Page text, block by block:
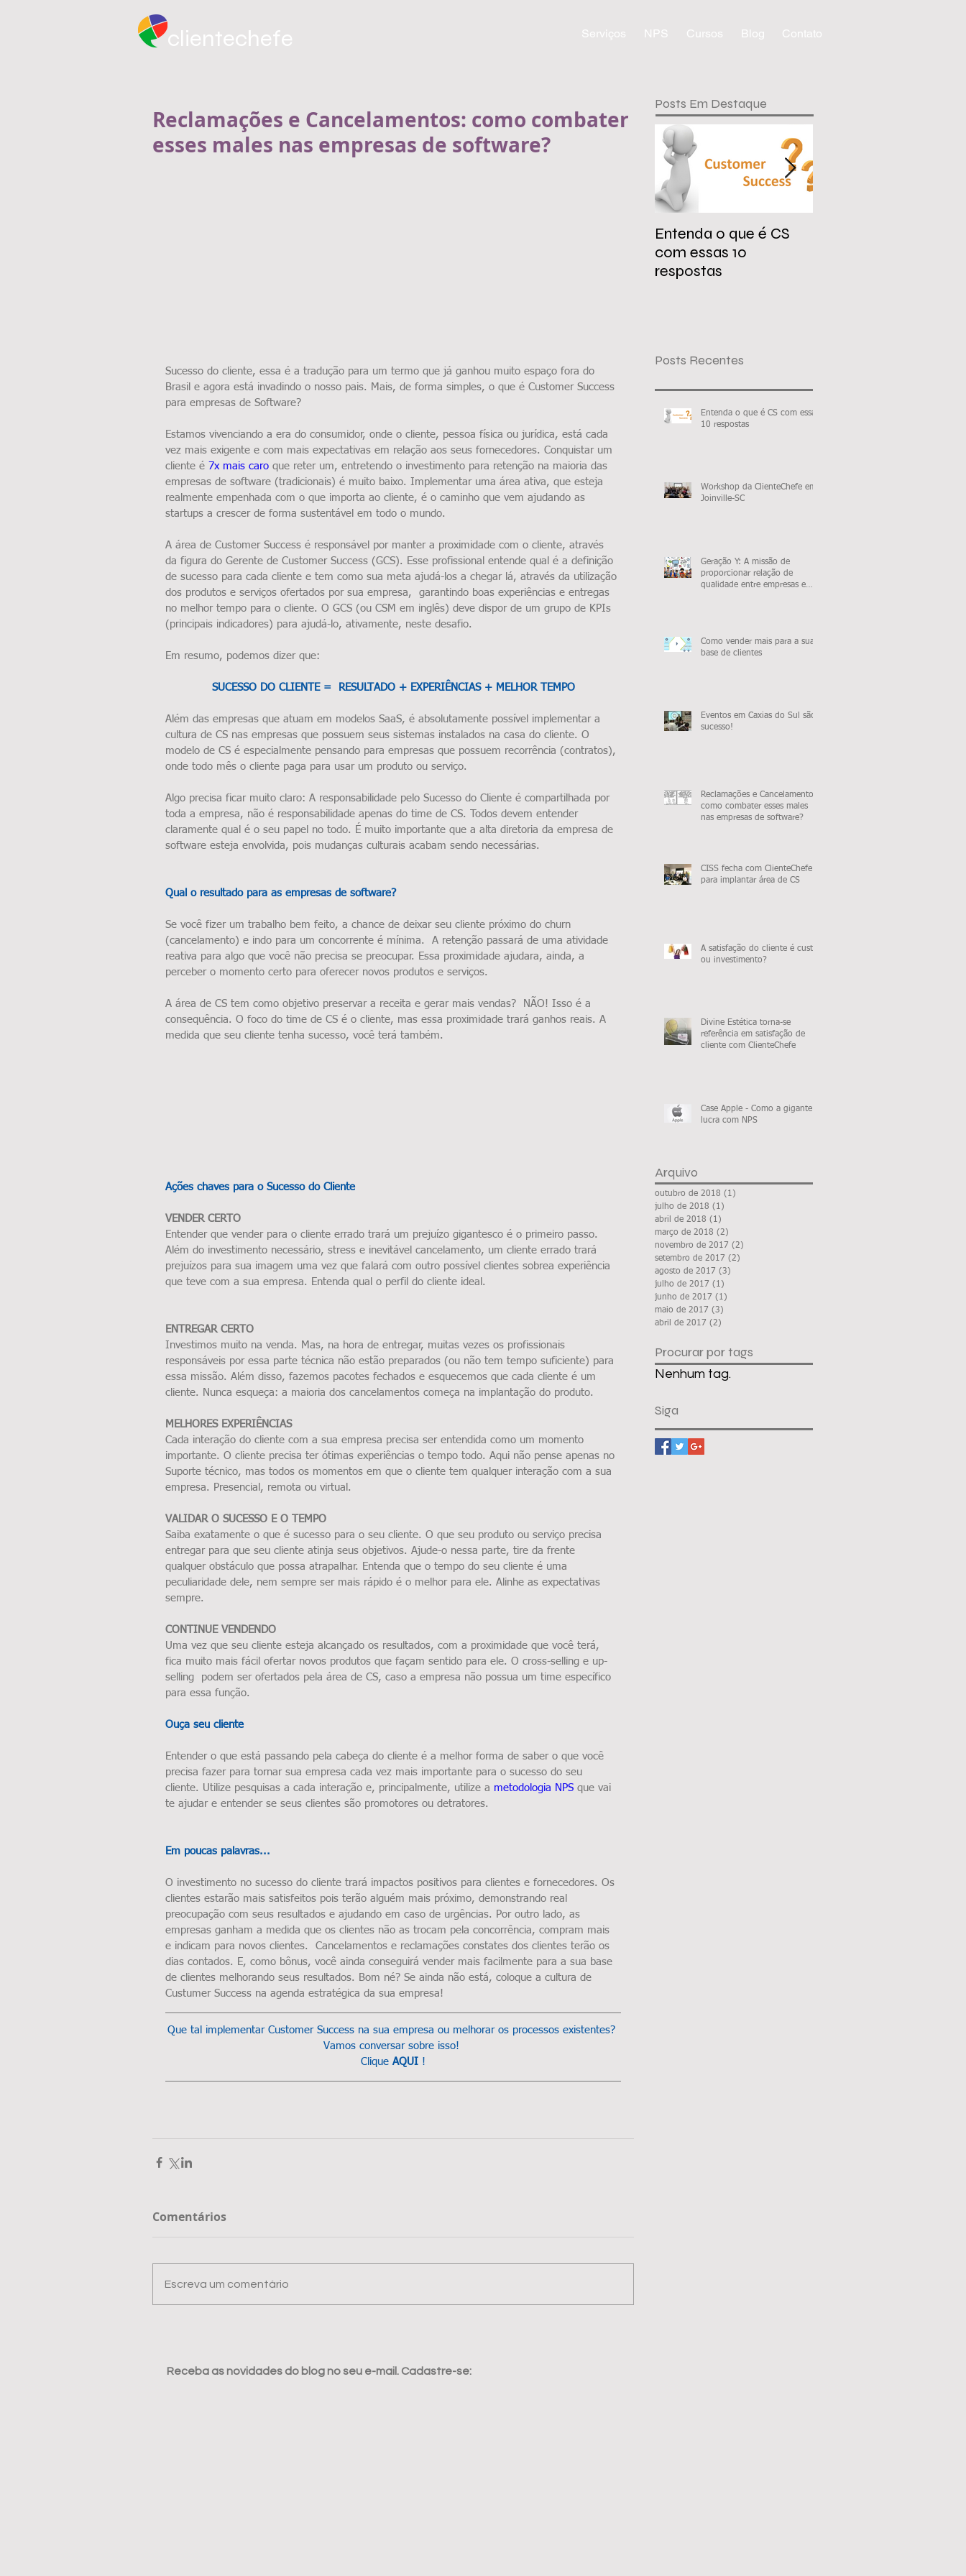
clientechefe Serviços NPS Cursos Blog Contato
Reclamações e Cancelamentos: como combater
esses males nas empresas de software?
Sucesso do cliente, essa é a tradução para um termo que já ganhou muito espaço fora do
Brasil e agora está invadindo o nosso pais. Mais, de forma simples, o que é Customer Success
para empresas de Software?
Estamos vivenciando a era do consumidor, onde o cliente, pessoa física ou jurídica, está cada
vez mais exigente e com mais expectativas em relação aos seus fornecedores. Conquistar um
cliente é 7x mais caro que reter um, entretendo o investimento para retenção na maioria das
empresas de software (tradicionais) é muito baixo. Implementar uma área ativa, que esteja
realmente empenhada com o que importa ao cliente, é o caminho que vem ajudando as
startups a crescer de forma sustentável em todo o mundo.
A área de Customer Success é responsável por manter a proximidade com o cliente, através
da figura do Gerente de Customer Success (GCS). Esse profissional entende qual é a definição
de sucesso para cada cliente e tem como sua meta ajudá-los a chegar lá, através da utilização
dos produtos e serviços ofertados por sua empresa,  garantindo boas experiências e entregas
no melhor tempo para o cliente. O GCS (ou CSM em inglês) deve dispor de um grupo de KPIs
(principais indicadores) para ajudá-lo, ativamente, neste desafio.
Em resumo, podemos dizer que:
SUCESSO DO CLIENTE =  RESULTADO + EXPERIÊNCIAS + MELHOR TEMPO
Além das empresas que atuam em modelos SaaS, é absolutamente possível implementar a
cultura de CS nas empresas que possuem seus sistemas instalados na casa do cliente. O
modelo de CS é especialmente pensando para empresas que possuem recorrência (contratos),
onde todo mês o cliente paga para usar um produto ou serviço.
Algo precisa ficar muito claro: A responsabilidade pelo Sucesso do Cliente é compartilhada por
toda a empresa, não é responsabilidade apenas do time de CS. Todos devem entender
claramente qual é o seu papel no todo. É muito importante que a alta diretoria da empresa de
software esteja envolvida, pois mudanças culturais acabam sendo necessárias.
Qual o resultado para as empresas de software?
Se você fizer um trabalho bem feito, a chance de deixar seu cliente próximo do churn
(cancelamento) e indo para um concorrente é mínima.  A retenção passará de uma atividade
reativa para algo que você não precisa se preocupar. Essa proximidade ajudara, ainda, a
perceber o momento certo para oferecer novos produtos e serviços.
A área de CS tem como objetivo preservar a receita e gerar mais vendas?  NÃO! Isso é a
consequência. O foco do time de CS é o cliente, mas essa proximidade trará ganhos reais. A
medida que seu cliente tenha sucesso, você terá também.
Ações chaves para o Sucesso do Cliente
VENDER CERTO
Entender que vender para o cliente errado trará um prejuízo gigantesco é o primeiro passo.
Além do investimento necessário, stress e inevitável cancelamento, um cliente errado trará
prejuízos para sua imagem uma vez que falará com outro possível clientes sobrea experiência
que teve com a sua empresa. Entenda qual o perfil do cliente ideal.
ENTREGAR CERTO
Investimos muito na venda. Mas, na hora de entregar, muitas vezes os profissionais
responsáveis por essa parte técnica não estão preparados (ou não tem tempo suficiente) para
essa missão. Além disso, fazemos pacotes fechados e esquecemos que cada cliente é um
cliente. Nunca esqueça: a maioria dos cancelamentos começa na implantação do produto.
MELHORES EXPERIÊNCIAS
Cada interação do cliente com a sua empresa precisa ser entendida como um momento
importante. O cliente precisa ter ótimas experiências o tempo todo. Aqui não pense apenas no
Suporte técnico, mas todos os momentos em que o cliente tem qualquer interação com a sua
empresa. Presencial, remota ou virtual.
VALIDAR O SUCESSO E O TEMPO
Saiba exatamente o que é sucesso para o seu cliente. O que seu produto ou serviço precisa
entregar para que seu cliente atinja seus objetivos. Ajude-o nessa parte, tire da frente
qualquer obstáculo que possa atrapalhar. Entenda que o tempo do seu cliente é uma
peculiaridade dele, nem sempre ser mais rápido é o melhor para ele. Alinhe as expectativas
sempre.
CONTINUE VENDENDO
Uma vez que seu cliente esteja alcançado os resultados, com a proximidade que você terá,
fica muito mais fácil ofertar novos produtos que façam sentido para ele. O cross-selling e up-
selling  podem ser ofertados pela área de CS, caso a empresa não possua um time específico
para essa função.
Ouça seu cliente
Entender o que está passando pela cabeça do cliente é a melhor forma de saber o que você
precisa fazer para tornar sua empresa cada vez mais importante para o sucesso do seu
cliente. Utilize pesquisas a cada interação e, principalmente, utilize a metodologia NPS que vai
te ajudar e entender se seus clientes são promotores ou detratores.
Em poucas palavras...
O investimento no sucesso do cliente trará impactos positivos para clientes e fornecedores. Os
clientes estarão mais satisfeitos pois terão alguém mais próximo, demonstrando real
preocupação com seus resultados e ajudando em caso de urgências. Por outro lado, as
empresas ganham a medida que os clientes não as trocam pela concorrência, compram mais
e indicam para novos clientes.  Cancelamentos e reclamações constates dos clientes terão os
dias contados. E, como bônus, você ainda conseguirá vender mais facilmente para a sua base
de clientes melhorando seus resultados. Bom né? Se ainda não está, coloque a cultura de
Custumer Success na agenda estratégica da sua empresa!
Que tal implementar Customer Success na sua empresa ou melhorar os processos existentes?
Vamos conversar sobre isso!
Clique AQUI !
Comentários
Escreva um comentário
Posts Em Destaque
Entenda o que é CS
com essas 10
respostas
Posts Recentes
Entenda o que é CS com essas
10 respostas
Workshop da ClienteChefe em
Joinville-SC
Geração Y: A missão de
proporcionar relação de
qualidade entre empresas e
Como vender mais para a sua
base de clientes
Eventos em Caxias do Sul são
sucesso!
Reclamações e Cancelamentos:
como combater esses males
nas empresas de software?
CISS fecha com ClienteChefe
para implantar área de CS
A satisfação do cliente é custo
ou investimento?
Divine Estética torna-se
referência em satisfação de
cliente com ClienteChefe
Case Apple - Como a gigante
lucra com NPS
Arquivo
outubro de 2018 (1)
julho de 2018 (1)
abril de 2018 (1)
março de 2018 (2)
novembro de 2017 (2)
setembro de 2017 (2)
agosto de 2017 (3)
julho de 2017 (1)
junho de 2017 (1)
maio de 2017 (3)
abril de 2017 (2)
Procurar por tags
Nenhum tag.
Siga
Receba as novidades do blog no seu e-mail. Cadastre-se: